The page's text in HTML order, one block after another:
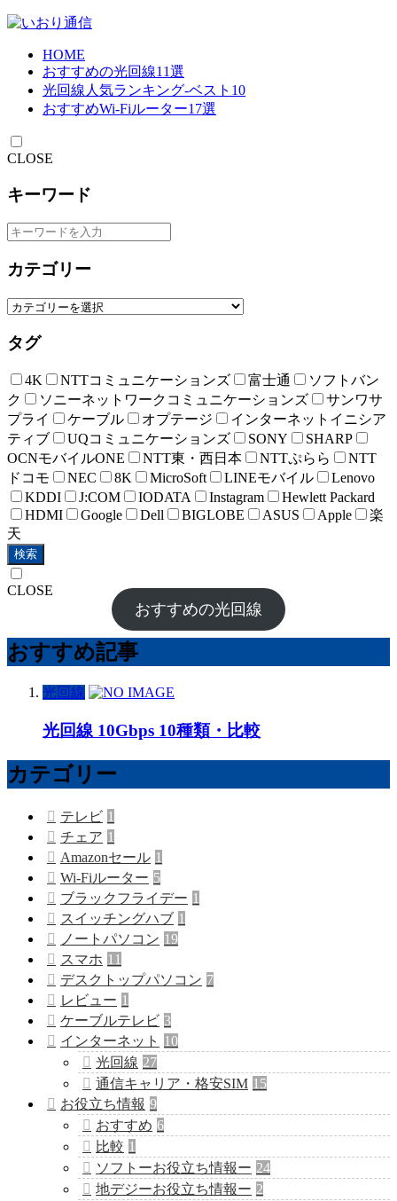
HOME
おすすめの光回線11選
光回線人気ランキング-ベスト10
おすすめWi-Fiルーター17選
CLOSE
キーワード
カテゴリー
タグ
4K NTTコミュニケーションズ 富士通
ソフトバン
ク
ソニーネットワークコミュニケーションズ
サンワサ
プライ
ケーブル オプテージ
インターネットイニシア
ティブ
UQコミュニケーションズ SONY
SHARP
OCNモバイルONE
NTT東・西日本 NTTぷらら
NTT
ドコモ
NEC 8K MicroSoft LINEモバイル
Lenovo
KDDI
J:COM IODATA Instagram
Hewlett Packard
HDMI
Google Dell BIGLOBE ASUS Apple
楽
天
検索
CLOSE
おすすめの光回線
おすすめ記事
光回線
光回線 10Gbps 10種類・比較
カテゴリー
テレビ 1
チェア 1
Amazonセール 1
Wi-Fiルーター 5
ブラックフライデー 1
スイッチングハブ 1
ノートパソコン 19
スマホ 11
デスクトップパソコン 7
レビュー 1
ケーブルテレビ 3
インターネット
10
光回線 27
通信キャリア・格安SIM 15
お役立ち情報 9
おすすめ 6
比較 1
ソフトーお役立ち情報ー 24
地デジーお役立ち情報ー 2